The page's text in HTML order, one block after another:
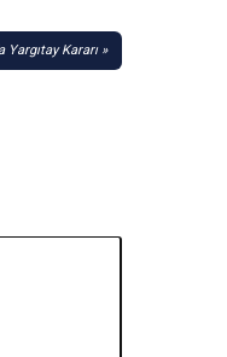
Kararı